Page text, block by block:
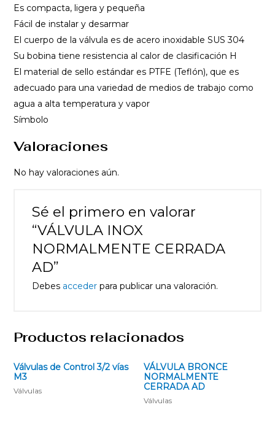
Es compacta, ligera y pequeña
Fácil de instalar y desarmar
El cuerpo de la válvula es de acero inoxidable SUS 304
Su bobina tiene resistencia al calor de clasificación H
El material de sello estándar es PTFE (Teflón), que es
adecuado para una variedad de medios de trabajo como
agua a alta temperatura y vapor
Símbolo
Valoraciones
No hay valoraciones aún.
Sé el primero en valorar
“VÁLVULA INOX
NORMALMENTE CERRADA
AD”
Debes accederpara publicar una valoración.
Productos relacionados
Válvulas de Control 3/2 vías
M3
Válvulas
VÁLVULA BRONCE
NORMALMENTE
CERRADA AD
Válvulas